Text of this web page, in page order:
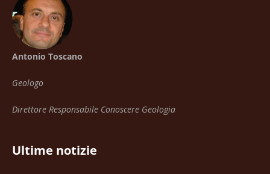
Antonio Toscano
Geologo
Direttore Responsabile Conoscere Geologia
Ultime notizie